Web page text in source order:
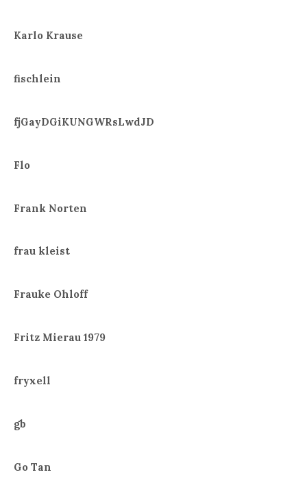
Karlo Krause
fischlein
fjGayDGiKUNGWRsLwdJD
Flo
Frank Norten
frau kleist
Frauke Ohloff
Fritz Mierau 1979
fryxell
gb
Go Tan